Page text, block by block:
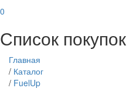
0
Список покупок
Главная
/ Каталог
/ FuelUp